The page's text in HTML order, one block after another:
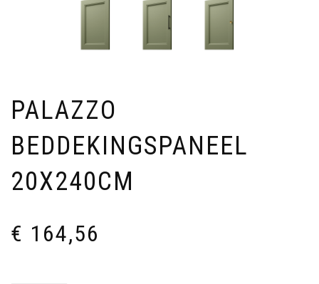
PALAZZO
BEDDEKINGSPANEEL
20X240CM
€ 164,56